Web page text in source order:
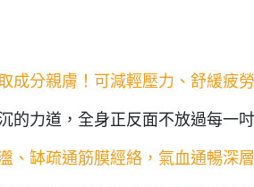
成分親膚！可減輕壓力、舒緩疲
的力道，全身正反面不放過每一
、缽疏通筋膜經絡，氣血通暢深層